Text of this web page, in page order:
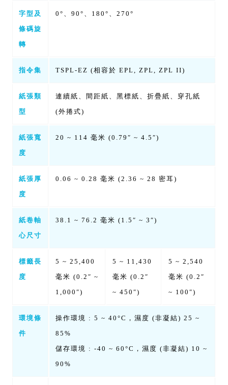
字型及
條碼旋
轉
0°、90°、180°、270°
指令集 TSPL-EZ (相容於 EPL, ZPL, ZPL II)
紙張類
型
連續紙、間距紙、黑標紙、折疊紙、穿孔紙
(外捲式)
紙張寬
度
20 ~ 114 毫米 (0.79″ ~ 4.5″)
紙張厚
度
0.06 ~ 0.28 毫米 (2.36 ~ 28 密耳)
紙卷軸
心尺寸
38.1 ~ 76.2 毫米 (1.5″ ~ 3″)
標籤長
度
5 ~ 25,400
毫米 (0.2″ ~
1,000″)
5 ~ 11,430
毫米 (0.2″
~ 450″)
5 ~ 2,540
毫米 (0.2″
~ 100″)
環境條
件
操作環境 : 5 ~ 40°C，濕度 (非凝結) 25 ~
85%
儲存環境 : -40 ~ 60°C，濕度 (非凝結) 10 ~
90%